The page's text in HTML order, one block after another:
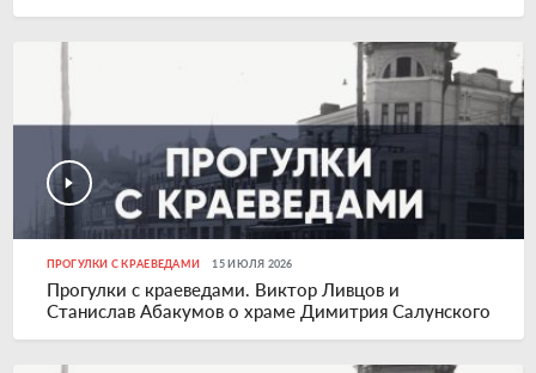
ПРОГУЛКИ С КРАЕВЕДАМИ 15 ИЮЛЯ 2026
Прогулки с краеведами. Виктор Ливцов и
Станислав Абакумов о храме Димитрия Салунского